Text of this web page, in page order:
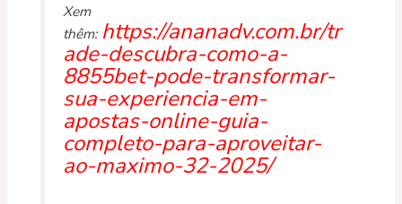
Xem
thêm: https://ananadv.com.br/tr
ade-descubra-como-a-
8855bet-pode-transformar-
sua-experiencia-em-
apostas-online-guia-
completo-para-aproveitar-
ao-maximo-32-2025/